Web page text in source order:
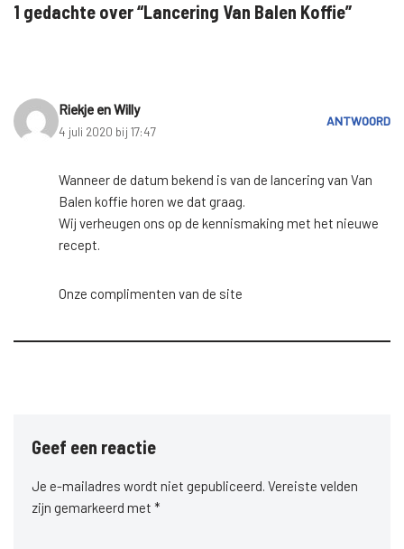
1 gedachte over “Lancering Van Balen Koffie”
Riekje en Willy
4 juli 2020 bij 17:47
ANTWOORD
Wanneer de datum bekend is van de lancering van Van
Balen koffie horen we dat graag.
Wij verheugen ons op de kennismaking met het nieuwe
recept.
Onze complimenten van de site
Geef een reactie
Je e-mailadres wordt niet gepubliceerd. Vereiste velden
zijn gemarkeerd met *